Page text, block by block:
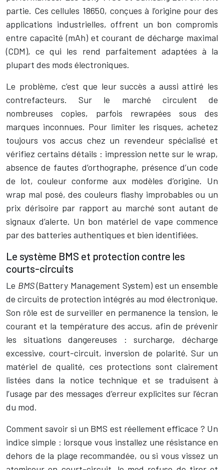
partie. Ces cellules 18650, conçues à l’origine pour des
applications industrielles, offrent un bon compromis
entre capacité (mAh) et courant de décharge maximal
(CDM), ce qui les rend parfaitement adaptées à la
plupart des mods électroniques.
Le problème, c’est que leur succès a aussi attiré les
contrefacteurs. Sur le marché circulent de
nombreuses copies, parfois rewrapées sous des
marques inconnues. Pour limiter les risques, achetez
toujours vos accus chez un revendeur spécialisé et
vérifiez certains détails : impression nette sur le wrap,
absence de fautes d’orthographe, présence d’un code
de lot, couleur conforme aux modèles d’origine. Un
wrap mal posé, des couleurs flashy improbables ou un
prix dérisoire par rapport au marché sont autant de
signaux d’alerte. Un bon matériel de vape commence
par des batteries authentiques et bien identifiées.
Le système BMS et protection contre les
courts-circuits
Le BMS(Battery Management System) est un ensemble
de circuits de protection intégrés au mod électronique.
Son rôle est de surveiller en permanence la tension, le
courant et la température des accus, afin de prévenir
les situations dangereuses : surcharge, décharge
excessive, court-circuit, inversion de polarité. Sur un
matériel de qualité, ces protections sont clairement
listées dans la notice technique et se traduisent à
l’usage par des messages d’erreur explicites sur l’écran
du mod.
Comment savoir si un BMS est réellement efficace ? Un
indice simple : lorsque vous installez une résistance en
dehors de la plage recommandée, ou si vous vissez un